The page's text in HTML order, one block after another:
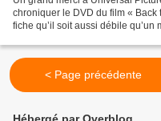
chroniquer le DVD du film « Back
fiche qu’il soit aussi débile
< Page précédente